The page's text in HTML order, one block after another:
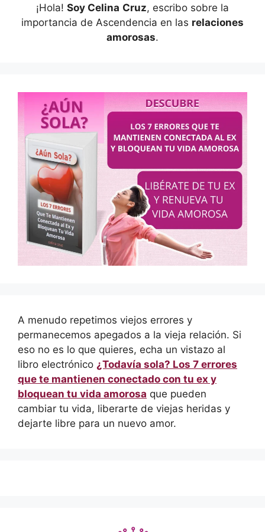
¡Hola! Soy Celina Cruz, escribo sobre la
importancia de Ascendencia en las relaciones
amorosas.
A menudo repetimos viejos errores y
permanecemos apegados a la vieja relación. Si
eso no es lo que quieres, echa un vistazo al
libro electrónico ¿Todavía sola? Los 7 errores
que te mantienen conectado con tu ex y
bloquean tu vida amorosa que pueden
cambiar tu vida, liberarte de viejas heridas y
dejarte libre para un nuevo amor.